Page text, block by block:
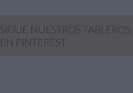
SIGUE NUESTROS TABLEROS
EN PINTEREST